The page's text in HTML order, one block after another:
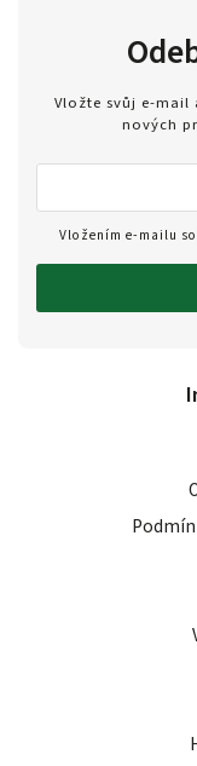
Vložte svůj e-mail
nových
Vložením e-mailu